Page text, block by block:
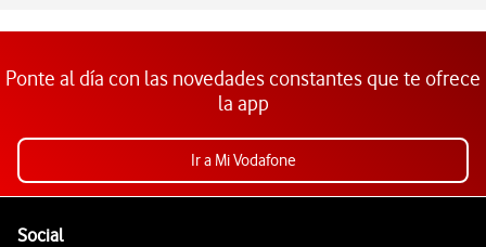
Ponte al día con las novedades constantes que te ofrece
la app
Ir a Mi Vodafone
SocialEnlaces a las redes sociales de Vodafone